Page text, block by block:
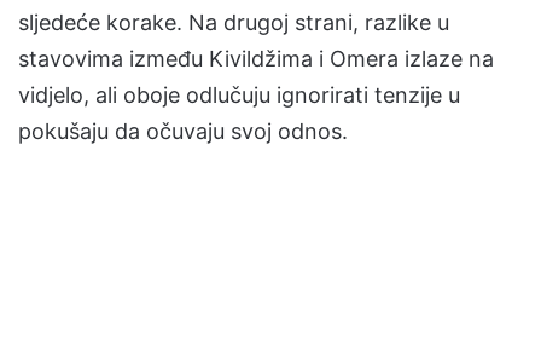
sljedeće korake. Na drugoj strani, razlike u
stavovima između Kivildžima i Omera izlaze na
vidjelo, ali oboje odlučuju ignorirati tenzije u
pokušaju da očuvaju svoj odnos.